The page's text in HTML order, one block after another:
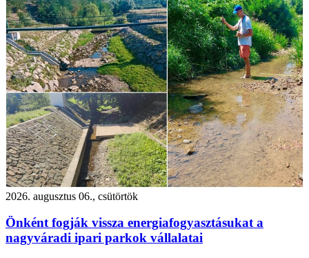
2026. augusztus 06., csütörtök
Önként fogják vissza energiafogyasztásukat a
nagyváradi ipari parkok vállalatai